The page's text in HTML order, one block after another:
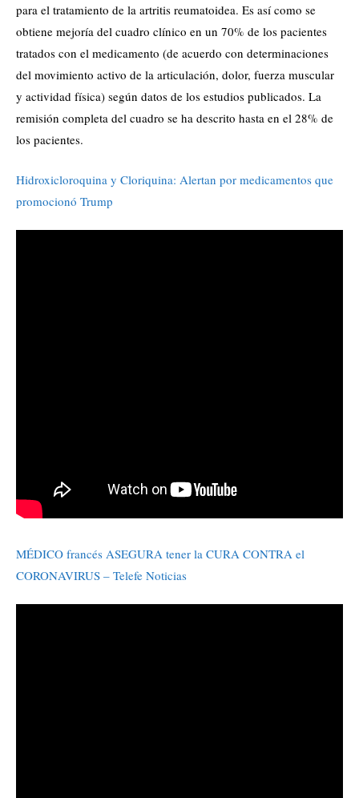
para el tratamiento de la artritis reumatoidea. Es así como se
obtiene mejoría del cuadro clínico en un 70% de los pacientes
tratados con el medicamento (de acuerdo con determinaciones
del movimiento activo de la articulación, dolor, fuerza muscular
y actividad física) según datos de los estudios publicados. La
remisión completa del cuadro se ha descrito hasta en el 28% de
los pacientes.
Hidroxicloroquina y Cloriquina: Alertan por medicamentos que
promocionó Trump
MÉDICO francés ASEGURA tener la CURA CONTRA el
CORONAVIRUS – Telefe Noticias